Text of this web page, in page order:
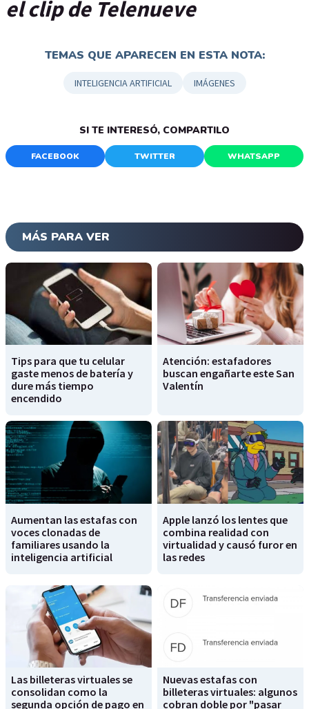
el clip de Telenueve
TEMAS QUE APARECEN EN ESTA NOTA:
INTELIGENCIA ARTIFICIAL IMÁGENES
SI TE INTERESÓ, COMPARTILO
FACEBOOK TWITTER WHATSAPP
MÁS PARA VER
Tips para que tu celular
gaste menos de batería y
dure más tiempo
encendido
Atención: estafadores
buscan engañarte este San
Valentín
Aumentan las estafas con
voces clonadas de
familiares usando la
inteligencia artificial
Apple lanzó los lentes que
combina realidad con
virtualidad y causó furor en
las redes
Las billeteras virtuales se
consolidan como la
segunda opción de pago en
Nuevas estafas con
billeteras virtuales: algunos
cobran doble por "pasar